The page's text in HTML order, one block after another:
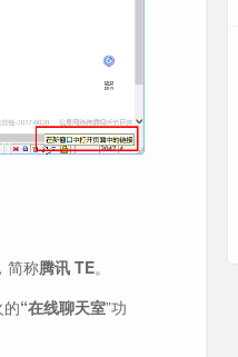
简称腾讯 TE。
“在线聊天室”功